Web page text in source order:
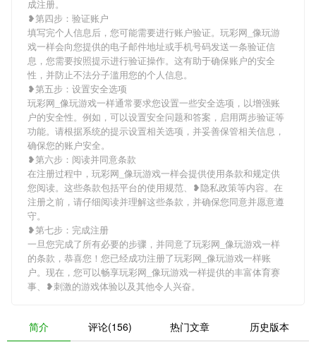
成注册。
❥第四步：验证账户
填写完个人信息后，您可能需要进行账户验证。玩彩网_像玩游
戏一样会向您提供的电子邮件地址或手机号码发送一条验证信
息，您需要按照提示进行验证操作。这有助于确保账户的安全
性，并防止不法分子滥用您的个人信息。
❥第五步：设置安全选项
玩彩网_像玩游戏一样通常要求您设置一些安全选项，以增强账
户的安全性。例如，可以设置安全问题和答案，启用两步验证等
功能。请根据系统的提示设置相关选项，并妥善保管相关信息，
确保您的账户安全。
❥第六步：阅读并同意条款
在注册过程中，玩彩网_像玩游戏一样会提供使用条款和规定供
您阅读。这些条款包括平台的使用规范、❥隐私政策等内容。在
注册之前，请仔细阅读并理解这些条款，并确保您同意并愿意遵
守。
❥第七步：完成注册
一旦您完成了所有必要的步骤，并同意了玩彩网_像玩游戏一样
的条款，恭喜您！您已经成功注册了玩彩网_像玩游戏一样账
户。现在，您可以畅享玩彩网_像玩游戏一样提供的丰富体育赛
事、❥刺激的游戏体验以及其他令人兴奋。
简介 评论(156) 热门文章 历史版本